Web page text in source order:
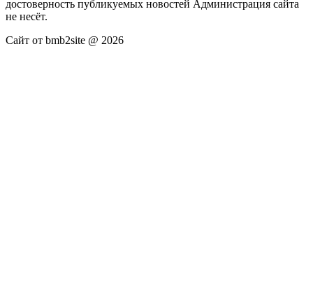
достоверность публикуемых новостей Администрация сайта
не несёт.
Сайт от bmb2site @ 2026